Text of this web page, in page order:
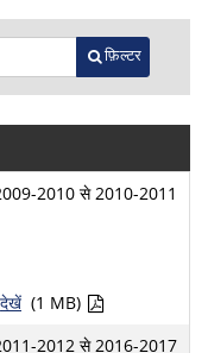
फ़िल्टर
2010 से 2010-2011
देखें (1 MB)
2012 से 2016-2017